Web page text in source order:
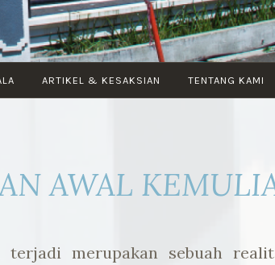
ARTIKEL & KESAKSIAN TENTANG KAMI
AWAL
merupakan sebuah